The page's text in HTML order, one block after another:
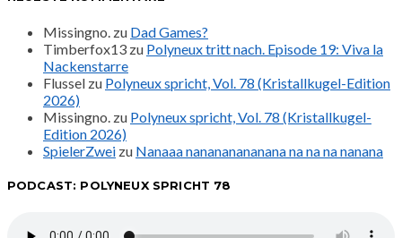
Missingno. zu Dad Games?
Timberfox13 zu Polyneux tritt nach. Episode 19: Viva la
Nackenstarre
Flussel zu Polyneux spricht, Vol. 78 (Kristallkugel-Edition
2026)
Missingno. zu Polyneux spricht, Vol. 78 (Kristallkugel-
Edition 2026)
SpielerZwei zu Nanaaa nanananananana na na na nanana
PODCAST: POLYNEUX SPRICHT 78